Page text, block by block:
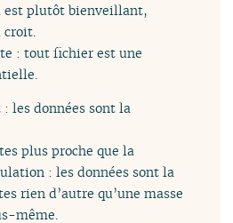
est plutôt bienveillant,
croit.
: tout fichier est une
les données sont la
plus proche que la
: les données sont la
rien d’autre qu’une masse
même.